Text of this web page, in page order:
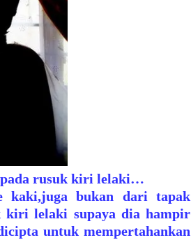
rusuk kiri lelaki…
kaki,juga bukan dari tapak
kiri lelaki supaya dia hampir
untuk mempertahankan